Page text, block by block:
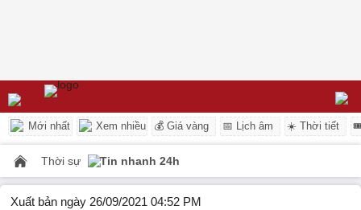
Mới nhất Xem nhiều 💰 Giá vàng 📅 Lịch âm ☀️ Thời tiết
Thời sự Tin nhanh 24h
Xuất bản ngày 26/09/2021 04:52 PM